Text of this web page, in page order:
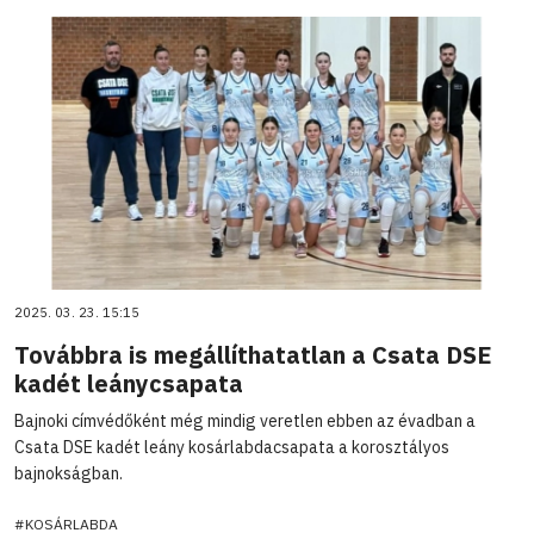
2025. 03. 23. 15:15
Továbbra is megállíthatatlan a Csata DSE
kadét leánycsapata
Bajnoki címvédőként még mindig veretlen ebben az évadban a
Csata DSE kadét leány kosárlabdacsapata a korosztályos
bajnokságban.
#KOSÁRLABDA